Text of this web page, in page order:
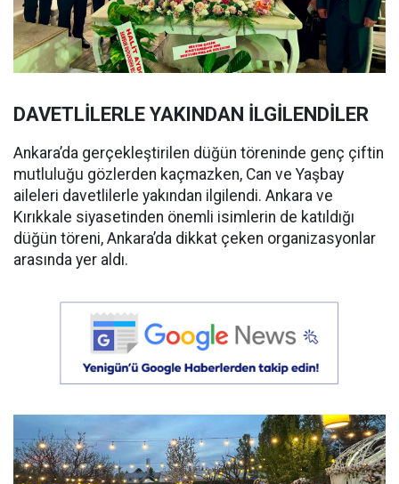
DAVETLİLERLE YAKINDAN İLGİLENDİLER
Ankara’da gerçekleştirilen düğün töreninde genç çiftin
mutluluğu gözlerden kaçmazken, Can ve Yaşbay
aileleri davetlilerle yakından ilgilendi. Ankara ve
Kırıkkale siyasetinden önemli isimlerin de katıldığı
düğün töreni, Ankara’da dikkat çeken organizasyonlar
arasında yer aldı.